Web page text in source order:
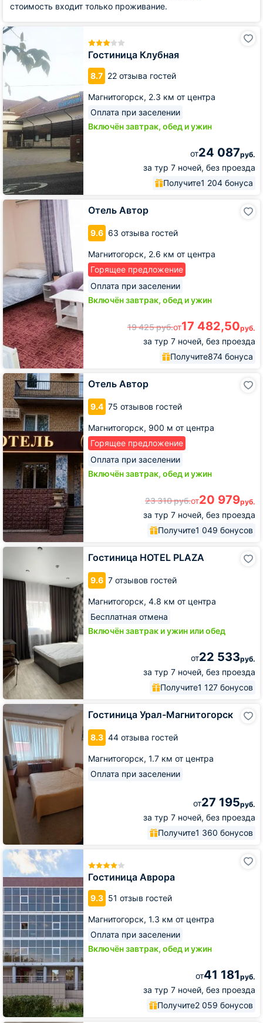
стоимость входит только проживание.
Гостиница Клубная
8.7 22 отзыва гостей
Магнитогорск, 2.3 км от центра
Оплата при заселении
Включён завтрак, обед и ужин
от24 087руб.
за тур 7 ночей, без проезда
Получите1 204 бонуса
Гостиница
Клубная
Отель Автор
9.6 63 отзыва гостей
Магнитогорск, 2.6 км от центра
Горящее предложение
Оплата при заселении
Включён завтрак, обед и ужин
19 425руб.от17 482,50руб.
за тур 7 ночей, без проезда
Получите874 бонуса
Отель
Отель Автор
9.4 75 отзывов гостей
Магнитогорск, 900 м от центра
Горящее предложение
Оплата при заселении
Включён завтрак, обед и ужин
23 310руб.от20 979руб.
за тур 7 ночей, без проезда
Получите1 049 бонусов
Отель
Автор
Гостиница HOTEL PLAZA
9.6 7 отзывов гостей
Магнитогорск, 4.8 км от центра
Бесплатная отмена
Включён завтрак и ужин или обед
от22 533руб.
за тур 7 ночей, без проезда
Получите1 127 бонусов
Гостиница
Гостиница Урал-Магнитогорск
8.3 44 отзыва гостей
Магнитогорск, 1.7 км от центра
Оплата при заселении
от27 195руб.
за тур 7 ночей, без проезда
Получите1 360 бонусов
Гостиница
Урал-
Магнитогорск
Гостиница Аврора
9.3 51 отзыв гостей
Магнитогорск, 1.3 км от центра
Оплата при заселении
Включён завтрак, обед и ужин
от41 181руб.
за тур 7 ночей, без проезда
Получите2 059 бонусов
Гостиница
Аврора